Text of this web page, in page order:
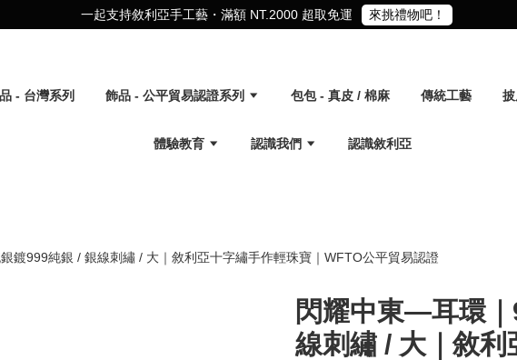
一起支持敘利亞手工藝・滿額 NT.2000 超取免運 來挑禮物吧！
- 台灣系列 飾品 - 公平貿易認證系列 包包 - 真皮 / 棉麻 傳統工藝
體驗教育 認識我們 認識敘利亞
鍍999純銀 / 銀線刺繡 / 大｜敘利亞十字繡手作輕珠寶｜WFTO公平貿易認證
閃耀中東—耳環
線刺繡 / 大｜敘利